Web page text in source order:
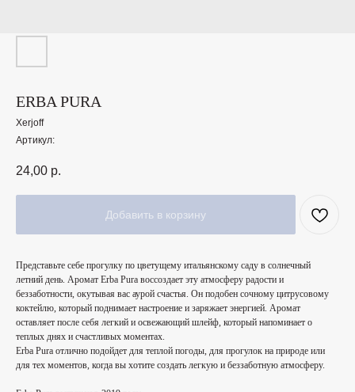
ERBA PURA
Xerjoff
Артикул:
24,00 р.
Добавить в корзину
Представьте себе прогулку по цветущему итальянскому саду в солнечный
летний день. Аромат Erba Pura воссоздает эту атмосферу радости и
беззаботности, окутывая вас аурой счастья. Он подобен сочному цитрусовому
коктейлю, который поднимает настроение и заряжает энергией. Аромат
оставляет после себя легкий и освежающий шлейф, который напоминает о
теплых днях и счастливых моментах.
Erba Pura отлично подойдет для теплой погоды, для прогулок на природе или
для тех моментов, когда вы хотите создать легкую и беззаботную атмосферу.